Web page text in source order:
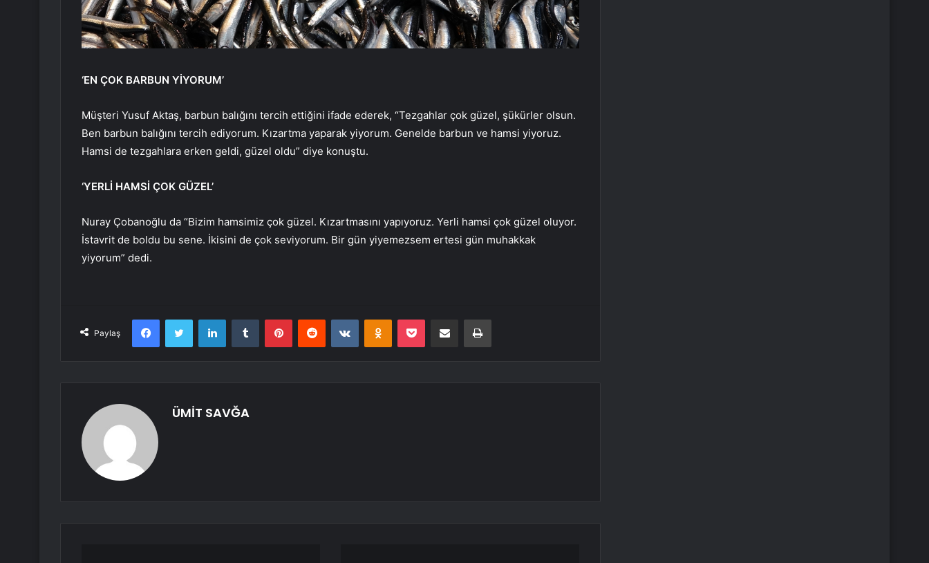
‘EN ÇOK BARBUN YİYORUM’
Müşteri Yusuf Aktaş, barbun balığını tercih ettiğini ifade ederek, “Tezgahlar çok güzel, şükürler olsun.
Ben barbun balığını tercih ediyorum. Kızartma yaparak yiyorum. Genelde barbun ve hamsi yiyoruz.
Hamsi de tezgahlara erken geldi, güzel oldu” diye konuştu.
‘YERLİ HAMSİ ÇOK GÜZEL’
Nuray Çobanoğlu da “Bizim hamsimiz çok güzel. Kızartmasını yapıyoruz. Yerli hamsi çok güzel oluyor.
İstavrit de boldu bu sene. İkisini de çok seviyorum. Bir gün yiyemezsem ertesi gün muhakkak
yiyorum” dedi.
Paylaş
FacebookTwitter LinkedInTumblr PinterestReddit VKontakteOdnoklassniki
Pocket E-Posta ile paylaş Yazdır
ÜMİT SAVĞA